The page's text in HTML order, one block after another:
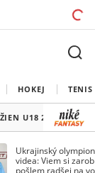
HOKEJ TENIS
U18 2026
Ukrajinský
videa: Viem si
pošlem radšej na